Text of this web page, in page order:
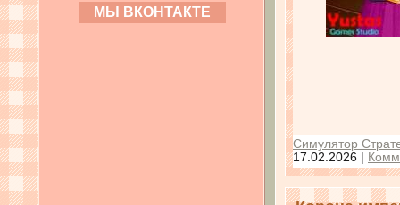
МЫ ВКОНТАКТЕ
Симулятор
17.02.2026